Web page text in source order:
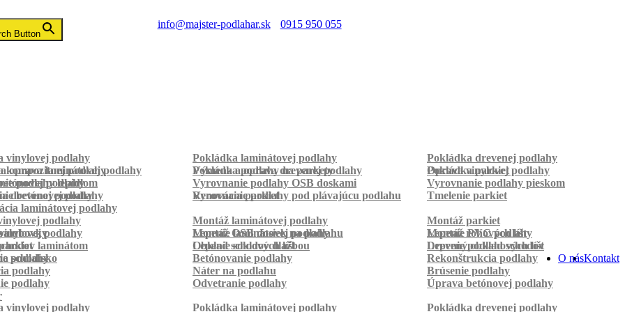
info@majster-podlahar.sk
0915 950 055
Button
vinylovej podlahy Pokládka laminátovej podlahy
Pokládka drevenej podlahy
kompozitnej podlahy Pokládka podlahy na parkety Pokládka parkiet
oprava laminátovej podlahy Výmena a oprava drevenej podlahy
Oprava vinylovej podlahy
podlahy
podlahy lepidlom Vyrovnanie podlahy OSB doskami
Vyrovnanie podlahy pieskom
betónovej podlahy Vyrovnanie podlahy pod plávajúcu podlahu
drevenej podlahy Renovácia parkiet
Tmelenie parkiet
laminátovej podlahy
podlahy Montáž laminátovej podlahy
Montáž parkiet
Montáž OSB dosiek na podlahu
Montáž rohových líšt
podlahy Lepenie laminátovej podlahy
Lepenie PVC podlahy
Lepenie soklových líšt Lepenie podlahových líšt
laminátom Obklad schodov dlažbou
Drevený obklad schodov
schodisko
podlahy Betónovanie podlahy
Rekonštrukcia podlahy
podlahy Náter na podlahu
Brúsenie podlahy
podlahy Odvetranie podlahy
Úprava betónovej podlahy
Kontakt
O nás
vinylovej podlahy Pokládka laminátovej podlahy
Pokládka drevenej podlahy